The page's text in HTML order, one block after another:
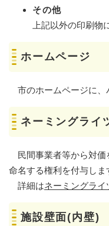
その他
上記以外の印刷物
ホームページ
市のホームページに、
ネーミングライ
民間事業者等から対価
命名する権利を付与しま
詳細はネーミングラ
施設壁面(内壁)